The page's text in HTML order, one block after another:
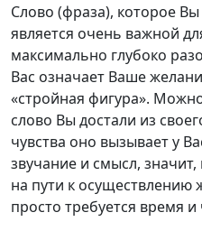
Слово (фраза), которое
является очень важной
максимально глубоко
Вас означает Ваше
«стройная фигура».
слово Вы достали из
чувства оно вызывает у
звучание и смысл,
на пути к осуществлению
просто требуется время